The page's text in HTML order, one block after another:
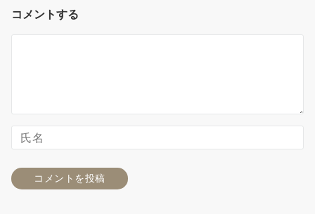
コメントする